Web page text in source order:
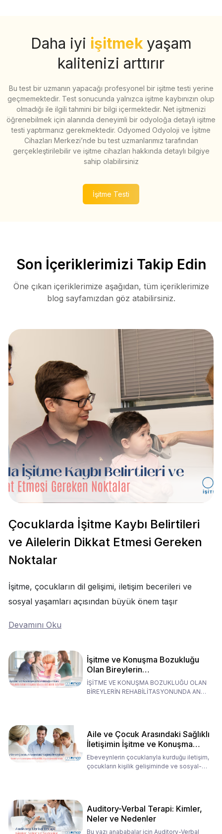
Daha iyi işitmek yaşam
kalitenizi arttırır
Bu test bir uzmanın yapacağı profesyonel bir işitme testi yerine
geçmemektedir. Test sonucunda yalnızca işitme kaybınızın olup
olmadığı ile ilgili tahmini bir bilgi içermektedir. Net işitmenizi
öğrenebilmek için alanında deneyimli bir odyoloğa detaylı işitme
testi yaptırmanız gerekmektedir. Odyomed Odyoloji ve İşitme
Cihazları Merkezi’nde bu test uzmanlarımız tarafından
gerçekleştirilebilir ve işitme cihazları hakkında detaylı bilgiye
sahip olabilirsiniz
İşitme Testi
Son İçeriklerimizi Takip Edin
Öne çıkan içeriklerimize aşağıdan, tüm içeriklerimize
blog sayfamızdan göz atabilirsiniz.
Çocuklarda İşitme Kaybı Belirtileri
ve Ailelerin Dikkat Etmesi Gereken
Noktalar
İşitme, çocukların dil gelişimi, iletişim becerileri ve
sosyal yaşamları açısından büyük önem taşır
Devamını Oku
İşitme ve Konuşma Bozukluğu
Olan Bireylerin
Rehabilitasyonunda Ana
Babaların Tutumları
İŞİTME VE KONUŞMA BOZUKLUĞU OLAN
BİREYLERİN REHABİLİTASYONUNDA ANA
Aile ve Çocuk Arasındaki Sağlıklı
İletişimin İşitme ve Konuşma
Rehabilitasyonundaki Rolü
Ebeveynlerin çocuklarıyla kurduğu iletişim,
çocukların kişilik gelişiminde ve sosyal-
Auditory-Verbal Terapi: Kimler,
Neler ve Nedenler
Bu yazı anababalar için Auditory-Verbal